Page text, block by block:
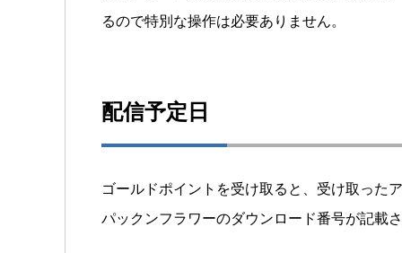
るので特別な操作は必要ありません。
配信予定日
ゴールドポイントを受け取ると、受け取った
パックンフラワーのダウンロード番号が記載